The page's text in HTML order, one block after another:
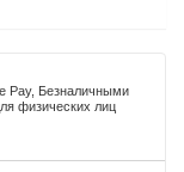
Pay, Безналичными
физических лиц